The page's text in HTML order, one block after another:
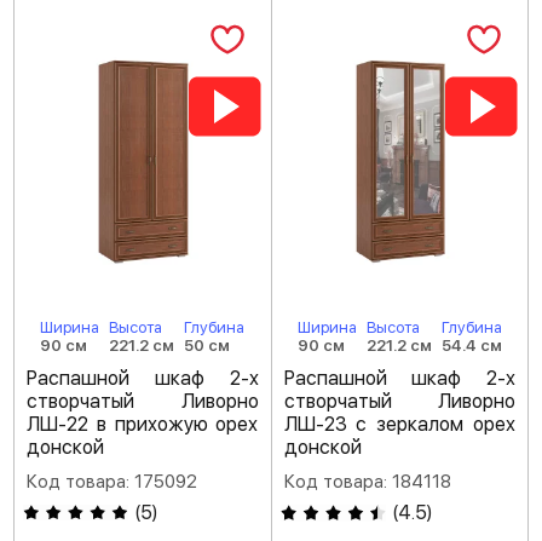
Ширина
90 см
Высота
221.2 см
Глубина
50 см
Распашной шкаф 2-х
створчатый Ливорно
ЛШ-22 в прихожую орех
донской
Код товара: 175092
(5)
Ширина
90 см
Высота
221.2 см
Глубина
54.4 см
Распашной шкаф 2-х
створчатый Ливорно
ЛШ-23 с зеркалом орех
донской
Код товара: 184118
(4.5)